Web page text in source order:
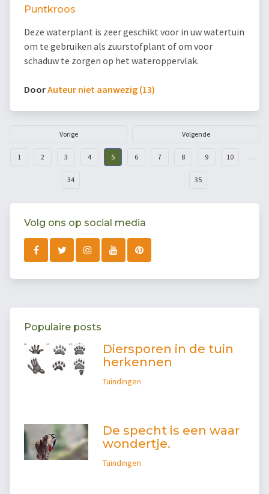
Puntkroos
Deze waterplant is zeer geschikt voor in uw watertuin
om te gebruiken als zuurstofplant of om voor
schaduw te zorgen op het wateroppervlak.
DoorAuteur niet aanwezig (13)
Vorige Volgende
1 2 3 4 5 6 7 8 9 10 …
34 35
Volg ons op social media
Populaire posts
Diersporen in de tuin
herkennen
Tuindingen
De specht is een waar
wondertje.
Tuindingen